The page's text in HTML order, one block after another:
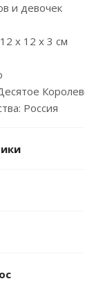
и девочек
х 12 х 3 см
Россия